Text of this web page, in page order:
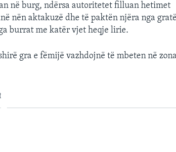
në burg, ndërsa autoritetet filluan hetimet
nën aktakuzë dhe të paktën njëra nga gratë
burrat me katër vjet heqje lirie.
gra e fëmijë vazhdojnë të mbeten në